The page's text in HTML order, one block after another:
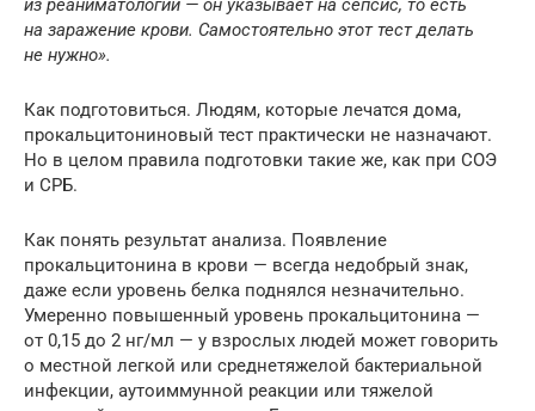
из реаниматологии — он указывает на сепсис, то есть
на заражение крови. Самостоятельно этот тест делать
не нужно».
Как подготовиться. Людям, которые лечатся дома,
прокальцитониновый тест практически не назначают.
Но в целом правила подготовки такие же, как при СОЭ
и СРБ.
Как понять результат анализа. Появление
прокальцитонина в крови — всегда недобрый знак,
даже если уровень белка поднялся незначительно.
Умеренно повышенный уровень прокальцитонина —
от 0,15 до 2 нг/мл — у взрослых людей может говорить
о местной легкой или среднетяжелой бактериальной
инфекции, аутоиммунной реакции или тяжелой